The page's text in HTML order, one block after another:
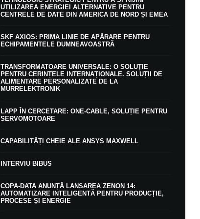
UTILIZAREA ENERGIEI ALTERNATIVE PENTRU
CENTRELE DE DATE DIN AMERICA DE NORD ȘI EMEA
SKF AXIOS: PRIMA LINIE DE APĂRARE PENTRU
ECHIPAMENTELE DUMNEAVOASTRĂ
TRANSFORMATOARE UNIVERSALE: O SOLUȚIE
PENTRU CERINȚELE INTERNAȚIONALE. SOLUȚII DE
ALIMENTARE PERSONALIZATE DE LA
MURRELEKTRONIK
LAPP ÎN CERCETARE: ONE-CABLE, SOLUȚIE PENTRU
SERVOMOTOARE
CAPABILITĂȚI CHEIE ALE ANSYS MAXWELL
INTERVIU BIBUS
COPA-DATA ANUNȚĂ LANSAREA ZENON 14:
AUTOMATIZARE INTELIGENTĂ PENTRU PRODUCȚIE,
PROCESE ȘI ENERGIE